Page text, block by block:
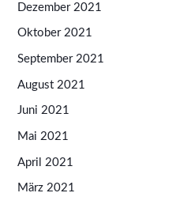
Dezember 2021
Oktober 2021
September 2021
August 2021
Juni 2021
Mai 2021
April 2021
März 2021